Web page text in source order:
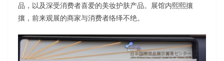
品，以及深受消费者喜爱的美妆护肤产品。展馆内熙熙攘
攘，前来观展的商家与消费者络绎不绝。